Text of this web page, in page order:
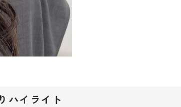
ハイライト